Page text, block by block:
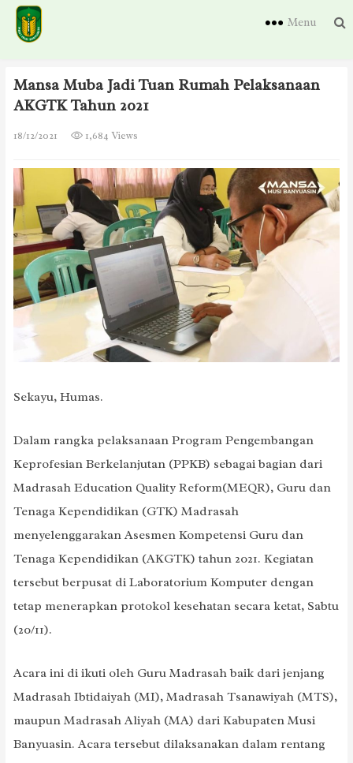
Menu
Mansa Muba Jadi Tuan Rumah Pelaksanaan
AKGTK Tahun 2021
18/12/2021 1,684 Views
Sekayu, Humas.
Dalam rangka pelaksanaan Program Pengembangan
Keprofesian Berkelanjutan (PPKB) sebagai bagian dari
Madrasah Education Quality Reform(MEQR), Guru dan
Tenaga Kependidikan (GTK) Madrasah
menyelenggarakan Asesmen Kompetensi Guru dan
Tenaga Kependidikan (AKGTK) tahun 2021. Kegiatan
tersebut berpusat di Laboratorium Komputer dengan
tetap menerapkan protokol kesehatan secara ketat, Sabtu
(20/11).
Acara ini di ikuti oleh Guru Madrasah baik dari jenjang
Madrasah Ibtidaiyah (MI), Madrasah Tsanawiyah (MTS),
maupun Madrasah Aliyah (MA) dari Kabupaten Musi
Banyuasin. Acara tersebut dilaksanakan dalam rentang